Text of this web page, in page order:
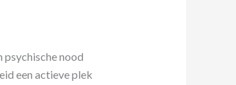
psychische nood
een actieve plek